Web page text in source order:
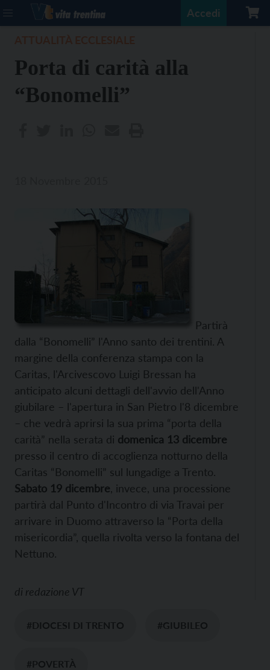
Accedi
Porta di carità alla
“Bonomelli”
Partirà
dalla “Bonomelli” l'Anno santo dei trentini. A
margine della conferenza stampa con la
Caritas, l'Arcivescovo Luigi Bressan ha
anticipato alcuni dettagli dell'avvio dell'Anno
giubilare – l'apertura in San Pietro l'8 dicembre
– che vedrà aprirsi la sua prima “porta della
carità” nella serata di domenica 13 dicembre
presso il centro di accoglienza notturno della
Caritas “Bonomelli” sul lungadige a Trento.
Sabato 19 dicembre , invece, una processione
partirà dal Punto d'Incontro di via Travai per
arrivare in Duomo attraverso la “Porta della
misericordia”, quella rivolta verso la fontana del
Nettuno.
di redazione VT
#DIOCESI DI TRENTO #GIUBILEO
#POVERTÀ